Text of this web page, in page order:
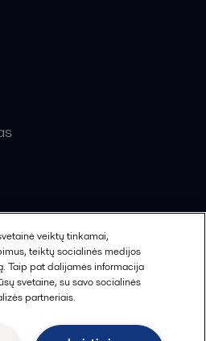
veiktų tinkamai,
teiktų socialinės medijos
Taip pat dalijamės informacija
svetaine, su savo socialinės
partneriais.